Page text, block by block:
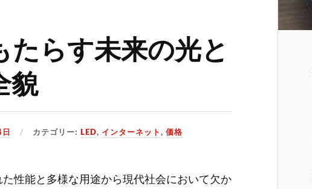
らす未来の光と
貌
カテゴリー:LED, インターネット,価格
性能と多様な用途から現代社会において欠か